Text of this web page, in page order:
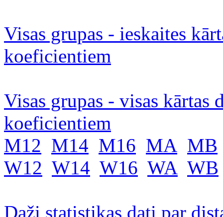
Visas grupas - ieskaites
koeficientiem
Visas grupas - visas kārtas
koeficientiem
M12 M14 M16 MA MB
W12 W14 W16 WA WB
Daži statistikas dati par